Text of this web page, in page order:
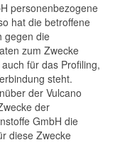
personenbezogene
hat die betroffene
gegen die
zum Zwecke
für das Profiling,
steht.
der Vulcano
der
GmbH die
diese Zwecke